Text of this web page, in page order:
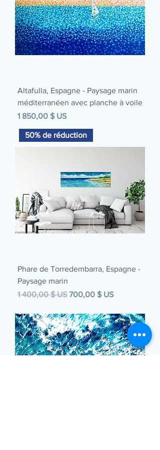
Altafulla, Espagne - Paysage marin
méditerranéen avec planche à voile
Prix
1 850,00 $ US
50% de réduction
Phare de Torredembarra, Espagne -
Paysage marin
Prix original
1 400,00 $ US Prix promotionnel
700,00 $ US